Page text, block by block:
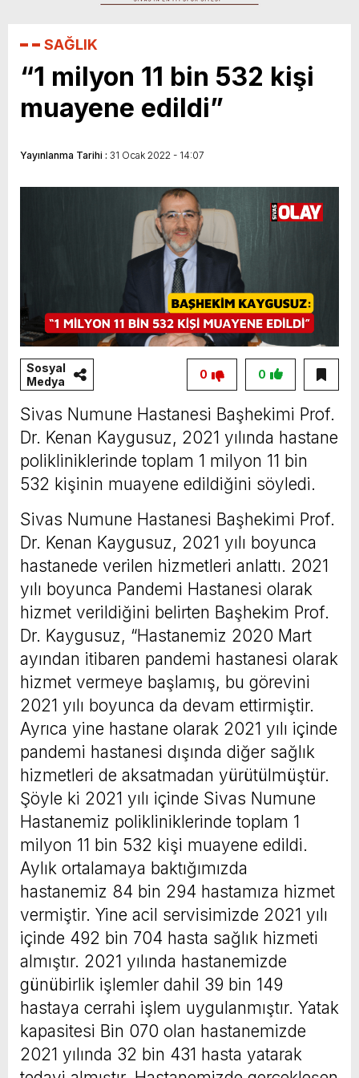
SAĞLIK
“1 milyon 11 bin 532 kişi
muayene edildi”
Yayınlanma Tarihi : 31 Ocak 2022 - 14:07
Sosyal
Medya
0
0
Sivas Numune Hastanesi Başhekimi Prof.
Dr. Kenan Kaygusuz, 2021 yılında hastane
polikliniklerinde toplam 1 milyon 11 bin
532 kişinin muayene edildiğini söyledi.
Sivas Numune Hastanesi Başhekimi Prof.
Dr. Kenan Kaygusuz, 2021 yılı boyunca
hastanede verilen hizmetleri anlattı. 2021
yılı boyunca Pandemi Hastanesi olarak
hizmet verildiğini belirten Başhekim Prof.
Dr. Kaygusuz, “Hastanemiz 2020 Mart
ayından itibaren pandemi hastanesi olarak
hizmet vermeye başlamış, bu görevini
2021 yılı boyunca da devam ettirmiştir.
Ayrıca yine hastane olarak 2021 yılı içinde
pandemi hastanesi dışında diğer sağlık
hizmetleri de aksatmadan yürütülmüştür.
Şöyle ki 2021 yılı içinde Sivas Numune
Hastanemiz polikliniklerinde toplam 1
milyon 11 bin 532 kişi muayene edildi.
Aylık ortalamaya baktığımızda
hastanemiz 84 bin 294 hastamıza hizmet
vermiştir. Yine acil servisimizde 2021 yılı
içinde 492 bin 704 hasta sağlık hizmeti
almıştır. 2021 yılında hastanemizde
günübirlik işlemler dahil 39 bin 149
hastaya cerrahi işlem uygulanmıştır. Yatak
kapasitesi Bin 070 olan hastanemizde
2021 yılında 32 bin 431 hasta yatarak